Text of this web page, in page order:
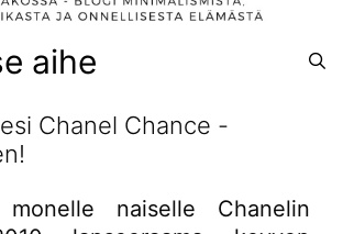
aihe
Chanel Chance -
monelle naiselle Chanelin